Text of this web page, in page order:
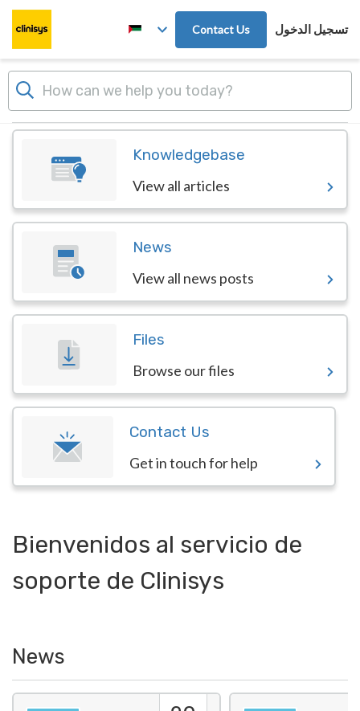
Skip to main content
Contact Us تسجيل الدخول
Knowledgebase
View all articles
News
View all news posts
Files
Browse our files
Contact Us
Get in touch for help
Bienvenidos al servicio de
soporte de Clinisys
News